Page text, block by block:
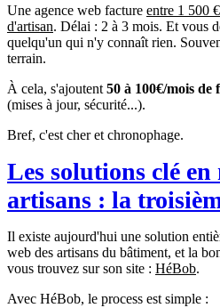
Une agence web facture entre 1 500
d'artisan. Délai : 2 à 3 mois. Et vous
quelqu'un qui n'y connaît rien.
terrain.
À cela, s'ajoutent 50 à 100€/mois de
(mises à jour, sécurité...).
Bref, c'est cher et chronophage.
Les solutions clé
artisans : la
Il existe aujourd'hui une solution
web des artisans du bâtiment, et la
vous trouvez sur son site : HéBob.
Avec HéBob, le process est simple :